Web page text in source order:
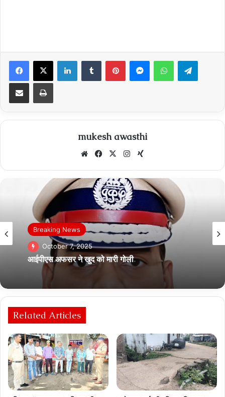
Facebook
X LinkedInTumblr PinterestMessengerWhatsApp
Share via Email Print
mukesh awasthi
WebsiteFacebook
X Instagram
Breaking News
October 7, 2025
आईपीएस अफसर ने खुद को मारी गोली
Related Articles